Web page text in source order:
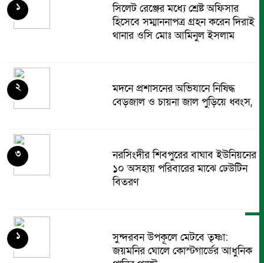
সিলেট রেঞ্জের মধ্যে শ্রেষ্ট অফিসার
হিসেবে সম্মাননাপত্র গ্রহন করেন দিরাই
থানার ওসি মোঃ আমিনুল ইসলাম
১
মদনে প্রশাসনের অভিযানে নিষিদ্ধ
বেড়জাল ও চায়না জাল পুড়িয়ে ধ্বংস,
২
নরসিংদীর শিবপুরের বাঘাব ইউনিয়নের
১০ অসহায় পরিবারের মাঝে ঢেউটিন
বিতরণ
৩
বদলগাছীতে স্কুলের প্রধান শিক্ষক
কর্তৃক শিক্ষার্থীকে ধর্ষণ চেষ্টার
৪
সুন্দরবন উপকূলে মেটবে তৃষ্ণা:
জয়মনির ঘোলে কোস্টগার্ডের আধুনিক
১